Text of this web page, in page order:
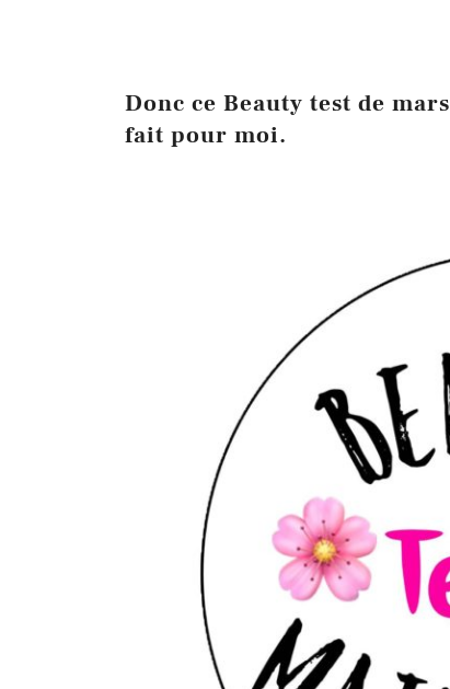
Donc ce Beauty test de
fait pour moi.